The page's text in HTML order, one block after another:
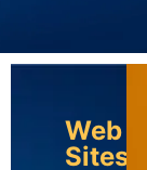
Web
Sites